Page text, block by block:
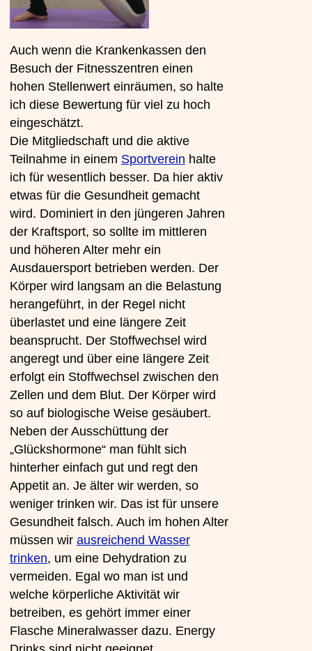
Auch wenn die Krankenkassen den
Besuch der Fitnesszentren einen
hohen Stellenwert einräumen, so halte
ich diese Bewertung für viel zu hoch
eingeschätzt.
Die Mitgliedschaft und die aktive
Teilnahme in einem Sportverein halte
ich für wesentlich besser. Da hier aktiv
etwas für die Gesundheit gemacht
wird. Dominiert in den jüngeren Jahren
der Kraftsport, so sollte im mittleren
und höheren Alter mehr ein
Ausdauersport betrieben werden. Der
Körper wird langsam an die Belastung
herangeführt, in der Regel nicht
überlastet und eine längere Zeit
beansprucht. Der Stoffwechsel wird
angeregt und über eine längere Zeit
erfolgt ein Stoffwechsel zwischen den
Zellen und dem Blut. Der Körper wird
so auf biologische Weise gesäubert.
Neben der Ausschüttung der
„Glückshormone“ man fühlt sich
hinterher einfach gut und regt den
Appetit an. Je älter wir werden, so
weniger trinken wir. Das ist für unsere
Gesundheit falsch. Auch im hohen Alter
müssen wir ausreichend Wasser
trinken, um eine Dehydration zu
vermeiden. Egal wo man ist und
welche körperliche Aktivität wir
betreiben, es gehört immer einer
Flasche Mineralwasser dazu. Energy